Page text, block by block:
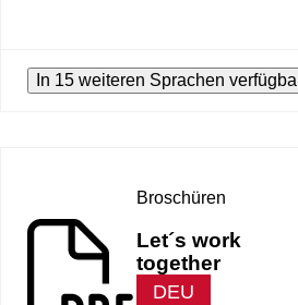
In 15 weiteren Sprachen
Broschüren
Let´s work
together
DEU